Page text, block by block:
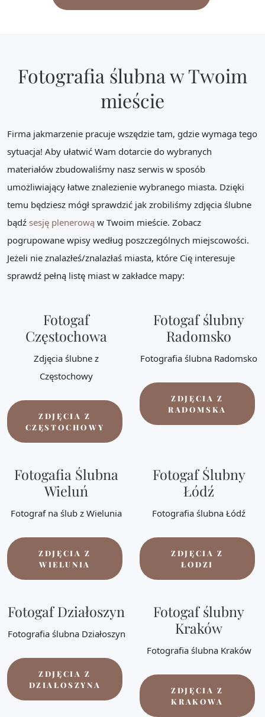
Fotografia ślubna w Twoim
mieście
Firma jakmarzenie pracuje wszędzie tam, gdzie wymaga tego
sytuacja! Aby ułatwić Wam dotarcie do wybranych
materiałów zbudowaliśmy nasz serwis w sposób
umożliwiający łatwe znalezienie wybranego miasta. Dzięki
temu będziesz mógł sprawdzić jak zrobiliśmy zdjęcia ślubne
bądź sesję plenerową w Twoim mieście. Zobacz
pogrupowane wpisy według poszczególnych miejscowości.
Jeżeli nie znalazłeś/znalazłaś miasta, które Cię interesuje
sprawdź pełną listę miast w zakładce mapy:
Fotogaf
Częstochowa
Zdjęcia ślubne z
Częstochowy
ZDJĘCIA Z
CZĘSTOCHOWY
Fotogaf ślubny
Radomsko
Fotografia ślubna Radomsko
ZDJĘCIA Z
RADOMSKA
Fotogafia Ślubna
Wieluń
Fotograf na ślub z Wielunia
ZDJĘCIA Z
WIELUNIA
Fotogaf Ślubny
Łódź
Fotografia ślubna Łódź
ZDJĘCIA Z
ŁODZI
Fotogaf Działoszyn
Fotografia ślubna Działoszyn
ZDJĘCIA Z
DZIAŁOSZYNA
Fotogaf ślubny
Kraków
Fotografia ślubna Kraków
ZDJĘCIA Z
KRAKOWA